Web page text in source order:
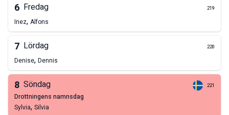
6 Fredag 219
Inez, Alfons
7 Lördag 220
Denise, Dennis
8 Söndag 221
drottningens namnsdag
Sylvia, Silvia